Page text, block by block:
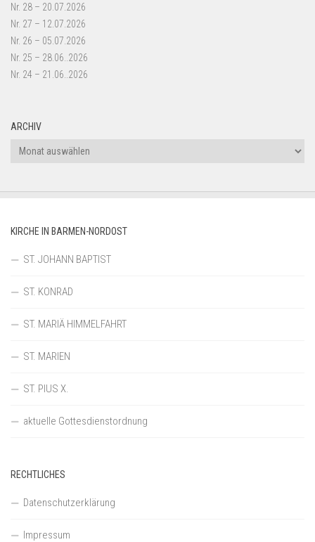
Nr. 28 – 20.07.2026
Nr. 27 – 12.07.2026
Nr. 26 – 05.07.2026
Nr. 25 – 28.06..2026
Nr. 24 – 21.06..2026
ARCHIV
Archiv
KIRCHE IN BARMEN-NORDOST
ST. JOHANN BAPTIST
ST. KONRAD
ST. MARIÄ HIMMELFAHRT
ST. MARIEN
ST. PIUS X.
aktuelle Gottesdienstordnung
RECHTLICHES
Datenschutzerklärung
Impressum